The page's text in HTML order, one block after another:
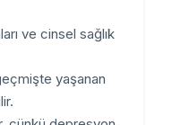
ve cinsel sağlık
yaşanan